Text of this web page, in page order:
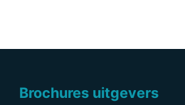
Brochures uitgevers